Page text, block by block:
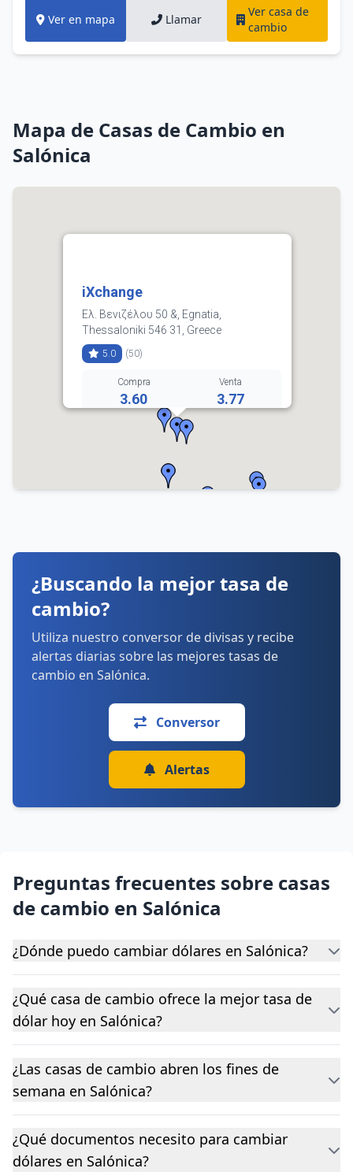
Ver en mapa Llamar
Ver casa de
cambio
Mapa de Casas de Cambio en
Salónica
iXchange
Ελ. Βενιζέλου 50 &, Egnatia,
Thessaloniki 546 31, Greece
5.0 (50)
Compra
3.60
Venta
3.77
231 025 1015
lunes: 8:00–21:00
martes: 8:00–21:00
Cómo llegar Ver detalles
¿Buscando la mejor tasa de
cambio?
Utiliza nuestro conversor de divisas y recibe
alertas diarias sobre las mejores tasas de
cambio en Salónica.
Conversor
Alertas
Preguntas frecuentes sobre casas
de cambio en Salónica
¿Dónde puedo cambiar dólares en Salónica?
¿Qué casa de cambio ofrece la mejor tasa de
dólar hoy en Salónica?
¿Las casas de cambio abren los fines de
semana en Salónica?
¿Qué documentos necesito para cambiar
dólares en Salónica?